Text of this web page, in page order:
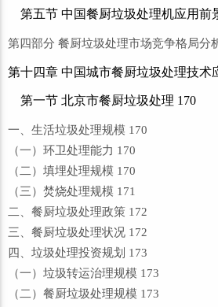
第五节 中国餐厨垃圾处理机应用前
第四部分 餐厨垃圾处理市场竞争格局分
第十四章 中国城市餐厨垃圾处理技术
第一节 北京市餐厨垃圾处理 170
一、生活垃圾处理规模 170
（一）环卫处理能力 170
（二）填埋处理规模 170
（三）焚烧处理规模 171
二、餐厨垃圾处理政策 172
三、餐厨垃圾处理状况 172
四、垃圾处理投资规划 173
（一）垃圾转运治理规模 173
（二）餐厨垃圾处理规模 173